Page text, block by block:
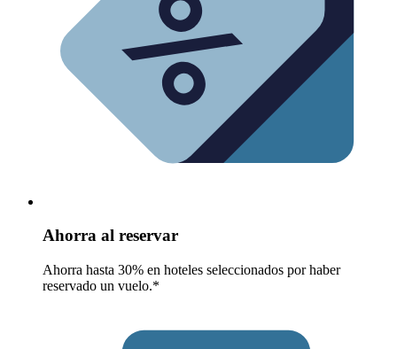
Ahorra al reservar
Ahorra hasta 30% en hoteles seleccionados por haber
reservado un vuelo.*